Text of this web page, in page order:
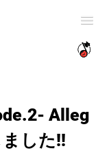
Alleg
した!!